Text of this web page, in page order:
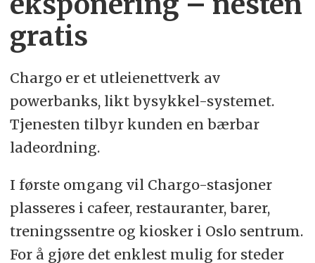
gratis
Chargo er et utleienettverk av
powerbanks, likt bysykkel-systemet.
Tjenesten tilbyr kunden en bærbar
ladeordning.
I første omgang vil Chargo-stasjoner
plasseres i cafeer, restauranter, barer,
treningssentre og kiosker i Oslo sentrum.
For å gjøre det enklest mulig for steder